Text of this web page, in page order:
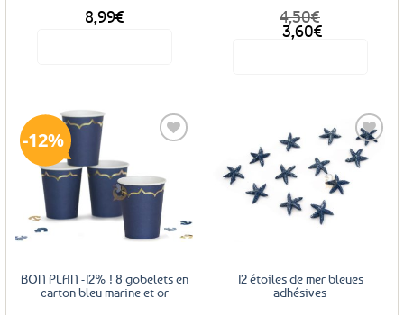
8,99€ 4,50€
Le
prix
3,60€
Le
prix
12%
Ajouter
aux
favoris
BON PLAN -12% ! 8 gobelets en
carton bleu marine et or
Ajouter
12 étoiles de mer bleues
adhésives